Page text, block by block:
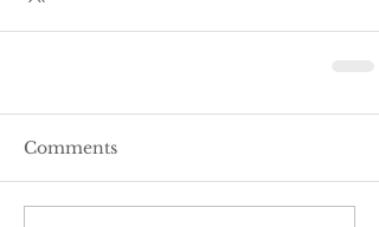
Comments